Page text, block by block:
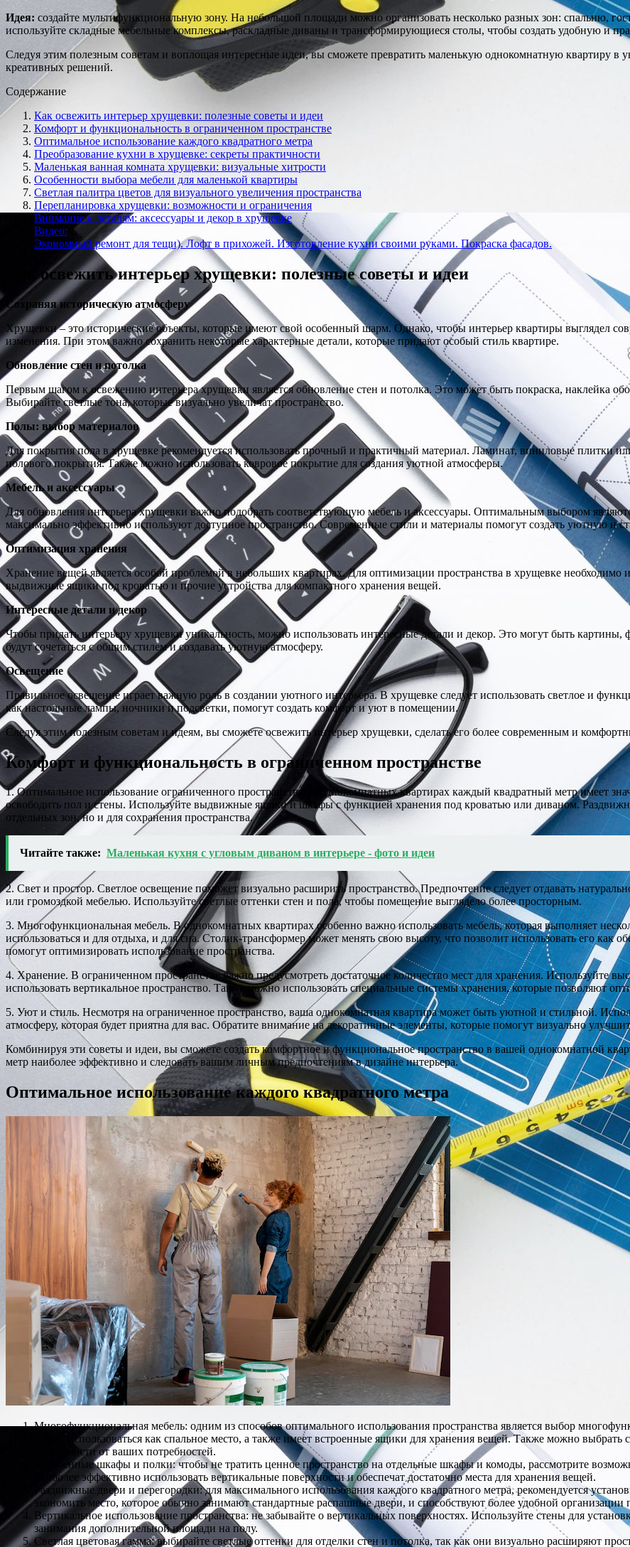
Идея: создайте мультифункциональную зону. На небольшой площади можно организовать несколько разных зон: спальню,
используйте складные мебельные комплексы, раскладные диваны и трансформирующиеся столы, чтобы создать удобную и
Следуя этим полезным советам и воплощая интересные идеи, вы сможете превратить маленькую однокомнатную квартиру
креативных решений.
Содержание
Как освежить интерьер хрущевки: полезные советы и идеи
Комфорт и функциональность в ограниченном пространстве
Оптимальное использование каждого квадратного метра
Преобразование кухни в хрущевке: секреты практичности
Маленькая ванная комната хрущевки: визуальные хитрости
Особенности выбора мебели для маленькой квартиры
Светлая палитра цветов для визуального увеличения пространства
Перепланировка хрущевки: возможности и ограничения
Внимание к деталям: аксессуары и декор в хрущевке
Видео:
Экономный ремонт для тещи). Лофт в прихожей. Изготовление кухни своими руками. Покраска фасадов.
Как освежить интерьер хрущевки: полезные советы и идеи
Сохраняя историческую атмосферу
Хрущевки – это исторические объекты, которые имеют свой особенный шарм. Однако, чтобы интерьер квартиры выглядел
изменения. При этом важно сохранить некоторые характерные детали, которые придают особый стиль квартире.
Обновление стен и потолка
Первым шагом к освежению интерьера хрущевки является обновление стен и потолка. Это может быть покраска, наклейка
Выбирайте светлые тона, которые визуально увеличат пространство.
Полы: выбор материалов
Для покрытия пола в хрущевке рекомендуется использовать прочный и практичный материал. Ламинат, виниловые плитки
полового покрытия. Также можно использовать ковровое покрытие для создания уютной атмосферы.
Мебель и аксессуары
Для обновления интерьера хрущевки важно подобрать соответствующую мебель и аксессуары. Оптимальным выбором
максимально эффективно используют доступное пространство. Современные стили и материалы помогут создать уютную и
Оптимизация хранения
Хранение вещей является особой проблемой в небольших квартирах. Для оптимизации пространства в хрущевке
выдвижные ящики под кроватью и прочие устройства для компактного хранения вещей.
Интересные детали и декор
Чтобы придать интерьеру хрущевки уникальность, можно использовать интересные детали и декор. Это могут быть
будут сочетаться с общим стилем и создавать уютную атмосферу.
Освещение
Правильное освещение играет важную роль в создании уютного интерьера. В хрущевке следует использовать светлое и
как настольные лампы, ночники и подсветки, помогут создать комфорт и уют в помещении.
Следуя этим полезным советам и идеям, вы сможете освежить интерьер хрущевки, сделать его более современным и
Комфорт и функциональность в ограниченном пространстве
1. Оптимальное использование ограниченного пространства. В однокомнатных квартирах каждый квадратный метр имеет
освободить пол и стены. Используйте выдвижные ящики и шкафы с функцией хранения под кроватью или диваном.
отдельных зон, но и для сохранения пространства.
Читайте также: Маленькая кухня с угловым диваном в интерьере - фото и идеи
2. Свет и простор. Светлое освещение поможет визуально расширить пространство. Предпочтение следует отдавать
или громоздкой мебелью. Используйте светлые оттенки стен и пола, чтобы помещение выглядело более просторным.
3. Многофункциональная мебель. В однокомнатных квартирах особенно важно использовать мебель, которая выполняет
использоваться и для отдыха, и для сна. Столик-трансформер может менять свою высоту, что позволит использовать его как
помогут оптимизировать использование пространства.
4. Хранение. В ограниченном пространстве важно предусмотреть достаточное количество мест для хранения. Используйте
использовать вертикальное пространство. Также можно использовать специальные системы хранения, которые позволяют
5. Уют и стиль. Несмотря на ограниченное пространство, ваша однокомнатная квартира может быть уютной и стильной.
атмосферу, которая будет приятна для вас. Обратите внимание на декоративные элементы, которые помогут визуально
Комбинируя эти советы и идеи, вы сможете создать комфортное и функциональное пространство в вашей однокомнатной
метр наиболее эффективно и следовать вашим личным предпочтениям в дизайне интерьера.
Оптимальное использование каждого квадратного метра
Многофункциональная мебель: одним из способов оптимального использования пространства является выбор
может использоваться как спальное место, а также имеет встроенные ящики для хранения вещей. Также можно
зависимости от ваших потребностей.
Встроенные шкафы и полки: чтобы не тратить ценное пространство на отдельные шкафы и комоды, рассмотрите
наиболее эффективно использовать вертикальные поверхности и обеспечат достаточно места для хранения вещей.
Раздвижные двери и перегородки: для максимального использования каждого квадратного метра, рекомендуется
экономить место, которое обычно занимают стандартные распашные двери, и способствуют более удобной организации
Вертикальное использование пространства: не забывайте о вертикальных поверхностях. Используйте стены для
занимания дополнительной площади на полу.
Светлая цветовая гамма: выбирайте светлые оттенки для отделки стен и потолка, так как они визуально расширяют